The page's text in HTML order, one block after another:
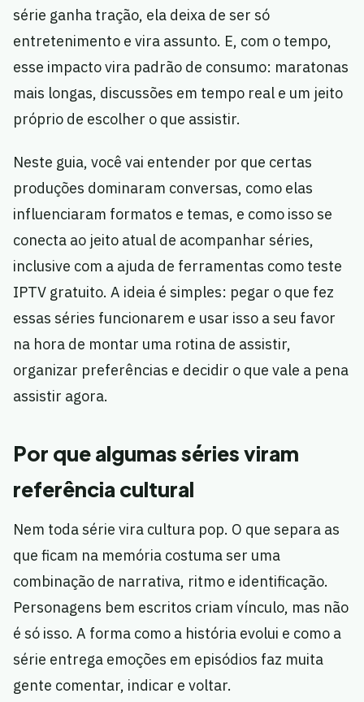
série ganha tração, ela deixa de ser só
entretenimento e vira assunto. E, com o tempo,
esse impacto vira padrão de consumo: maratonas
mais longas, discussões em tempo real e um jeito
próprio de escolher o que assistir.
Neste guia, você vai entender por que certas
produções dominaram conversas, como elas
influenciaram formatos e temas, e como isso se
conecta ao jeito atual de acompanhar séries,
inclusive com a ajuda de ferramentas como teste
IPTV gratuito. A ideia é simples: pegar o que fez
essas séries funcionarem e usar isso a seu favor
na hora de montar uma rotina de assistir,
organizar preferências e decidir o que vale a pena
assistir agora.
Por que algumas séries viram
referência cultural
Nem toda série vira cultura pop. O que separa as
que ficam na memória costuma ser uma
combinação de narrativa, ritmo e identificação.
Personagens bem escritos criam vínculo, mas não
é só isso. A forma como a história evolui e como a
série entrega emoções em episódios faz muita
gente comentar, indicar e voltar.